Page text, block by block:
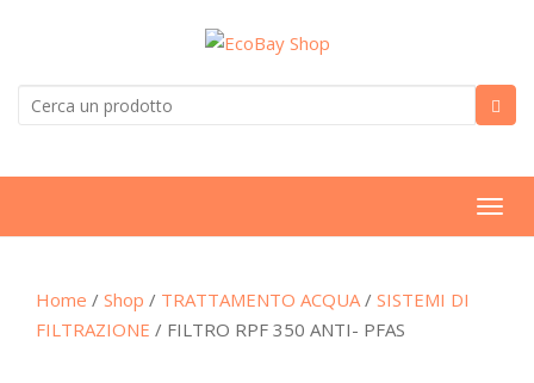
T
o
Home / Shop / TRATTAMENTO ACQUA/ SISTEMI DI
FILTRAZIONE / FILTRO RPF 350 ANTI- PFAS